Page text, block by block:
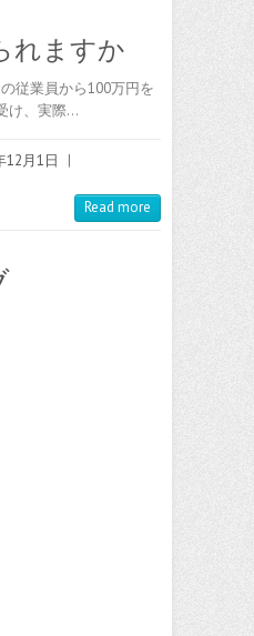
れますか
従業員から100万円を
け、実際…
12月1日
|
Read more